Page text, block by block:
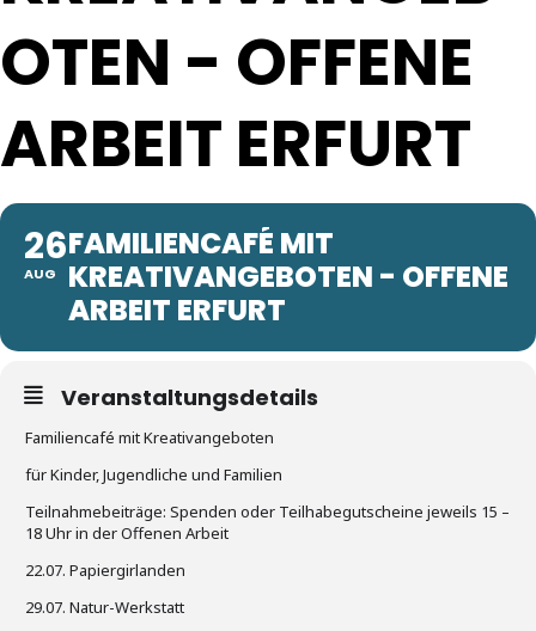
OTEN - OFFENE
ARBEIT ERFURT
26
AUG
FAMILIENCAFÉ MIT
KREATIVANGEBOTEN - OFFENE
ARBEIT ERFURT
Veranstaltungsdetails
Familiencafé mit Kreativangeboten
für Kinder, Jugendliche und Familien
Teilnahmebeiträge: Spenden oder Teilhabegutscheine jeweils 15 –
18 Uhr in der Offenen Arbeit
22.07. Papiergirlanden
29.07. Natur-Werkstatt